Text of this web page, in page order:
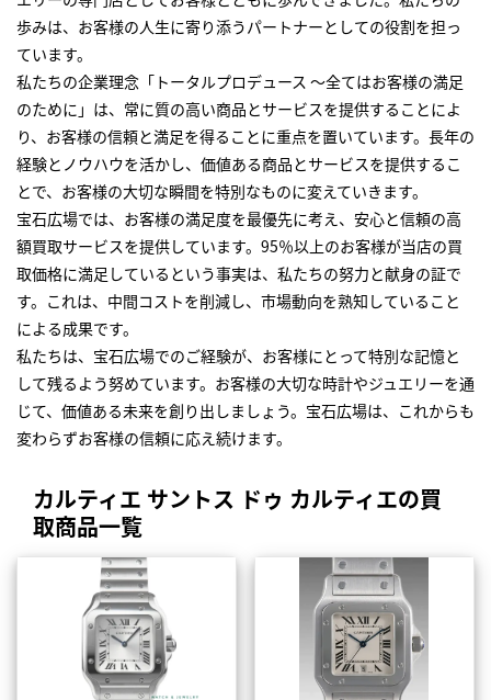
歩みは、お客様の人生に寄り添うパートナーとしての役割を担っ
ています。
私たちの企業理念「トータルプロデュース ～全てはお客様の満足
のために」は、常に質の高い商品とサービスを提供することによ
り、お客様の信頼と満足を得ることに重点を置いています。長年の
経験とノウハウを活かし、価値ある商品とサービスを提供するこ
とで、お客様の大切な瞬間を特別なものに変えていきます。
宝石広場では、お客様の満足度を最優先に考え、安心と信頼の高
額買取サービスを提供しています。95％以上のお客様が当店の買
取価格に満足しているという事実は、私たちの努力と献身の証で
す。これは、中間コストを削減し、市場動向を熟知していること
による成果です。
私たちは、宝石広場でのご経験が、お客様にとって特別な記憶と
して残るよう努めています。お客様の大切な時計やジュエリーを通
じて、価値ある未来を創り出しましょう。宝石広場は、これからも
変わらずお客様の信頼に応え続けます。
カルティエ サントス ドゥ カルティエの買
取商品一覧